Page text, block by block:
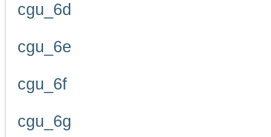
cgu_6d
cgu_6e
cgu_6f
cgu_6g